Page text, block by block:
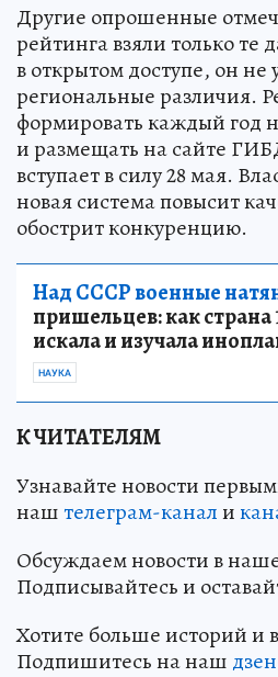
Другие опрошенные
рейтинга взяли только те
в открытом доступе, он не
региональные различия.
формировать каждый год
и размещать на сайте
вступает в силу 28 мая.
новая система повысит
обострит конкуренцию.
Над СССР военные
пришельцев: как страна
искала и изучала
НАУКА
К ЧИТАТЕЛЯМ
Узнавайте новости
наштелеграм-канали
Обсуждаем новости в
Подписывайтесь и
Хотите больше историй и
Подпишитесь на наш